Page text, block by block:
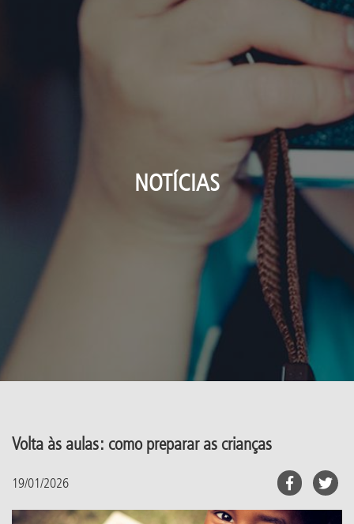
NOTÍCIAS
Volta às aulas: como preparar as crianças
19/01/2026